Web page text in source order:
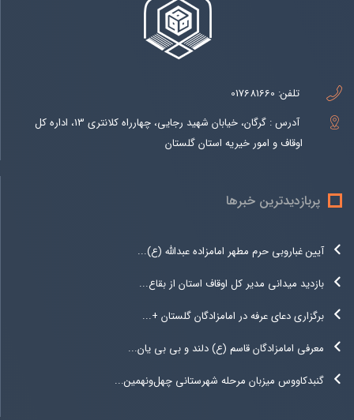
تلفن: 017681660
آدرس : گرگان، خیابان شهید رجایی، چهارراه کلانتری 13، اداره کل
اوقاف و امور خیریه استان گلستان
پربازدیدترین خبرها
آیین غباروبی حرم مطهر امامزاده عبدالله (ع)...
بازدید میدانی مدیر کل اوقاف استان از بقاع...
برگزاری دعای عرفه در امامزادگان گلستان +...
معرفی امامزادگان قاسم (ع) دلند و بی بی یان...
گنبدکاووس میزبان مرحله شهرستانی چهل‌ونهمین...